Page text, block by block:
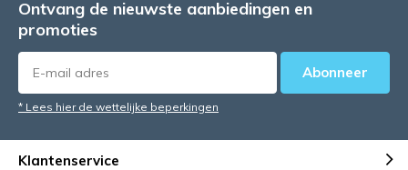
Ontvang de nieuwste aanbiedingen en
promoties
Abonneer
* Lees hier de wettelijke beperkingen
Klantenservice